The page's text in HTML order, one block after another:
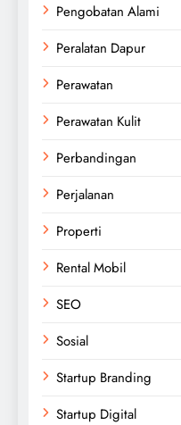
Pengobatan Alami
Peralatan Dapur
Perawatan
Perawatan Kulit
Perbandingan
Perjalanan
Properti
Rental Mobil
SEO
Sosial
Startup Branding
Startup Digital